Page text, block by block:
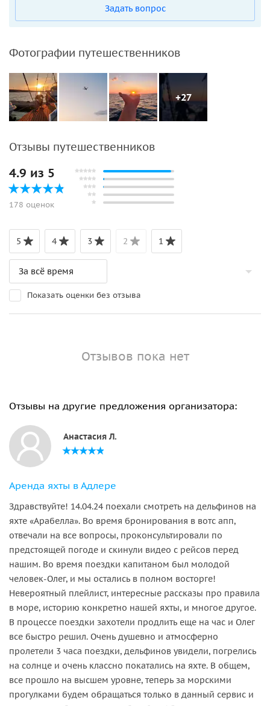
Задать вопрос
Фотографии путешественников
+27
Отзывы путешественников
4.9 из 5
178 оценок
5 4 3 2 1
Показать оценки без отзыва
Отзывов пока нет
Отзывы на другие предложения организатора:
Анастасия Л.
Аренда яхты в Адлере
Здравствуйте! 14.04.24 поехали смотреть на дельфинов на
яхте «Арабелла». Во время бронирования в вотс апп,
отвечали на все вопросы, проконсультировали по
предстоящей погоде и скинули видео с рейсов перед
нашим. Во время поездки капитаном был молодой
человек-Олег, и мы остались в полном восторге!
Невероятный плейлист, интересные рассказы про правила
в море, историю конкретно нашей яхты, и многое другое.
В процессе поездки захотели продлить еще на час и Олег
все быстро решил. Очень душевно и атмосферно
пролетели 3 часа поездки, дельфинов увидели, погрелись
на солнце и очень классно покатались на яхте. В общем,
все прошло на высшем уровне, теперь за морскими
прогулками будем обращаться только в данный сервис и